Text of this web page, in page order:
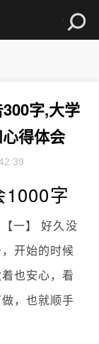
字,大学
得体会
1000字
一】 好久没
开始的时候
也安心，看
，也就顺手